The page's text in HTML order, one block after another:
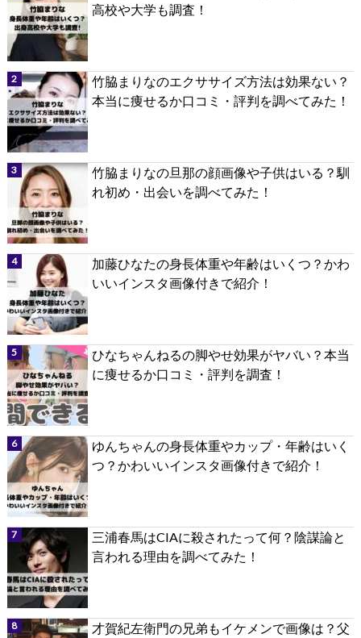
高校や大学も調査！
竹脇まりなのエクササイズ方法は効果ない？
本当に痩せるか口コミ・評判を調べてみた！
竹脇まりなの旦那の顔画像や子供はいる？馴
れ初め・出会いを調べてみた！
加藤ひなたの身長体重や年齢はいくつ？かわ
いいインスタ画像付きで紹介！
ひなちゃんねるの脚やせ効果がヤバい？本当
に痩せるか口コミ・評判を調査！
ゆんちゃんの身長体重やカップ・年齢はいく
つ？かわいいインスタ画像付きで紹介！
三浦春馬はCIAに殺されたって何？陰謀論と
言われる理由を調べてみた！
才賀紀左衛門の兄弟もイケメンで画像は？父